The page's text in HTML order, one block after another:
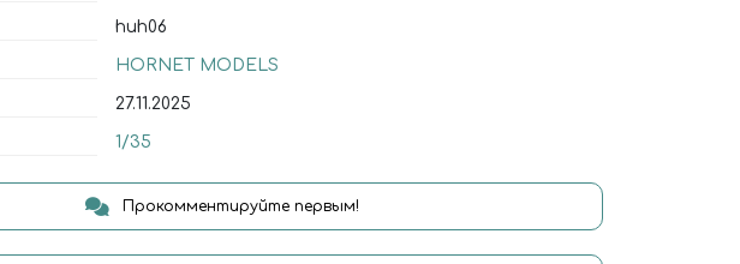
huh06
HORNET MODELS
27.11.2025
1/35
Прокомментируйте первым!